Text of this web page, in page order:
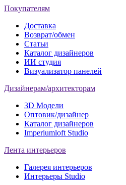
Покупателям
Доставка
Возврат/обмен
Статьи
Каталог дизайнеров
ИИ студия
Визуализатор панелей
Дизайнерам/архитекторам
3D Модели
Оптовик/дизайнер
Каталог дизайнеров
Imperiumloft Studio
Лента интерьеров
Галерея интерьеров
Интерьеры Studio